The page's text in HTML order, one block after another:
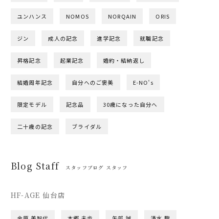
ユンハンス NOMOS NORQAIN ORIS
ジン 成人の記念 進学記念 就職記念
昇格記念 起業記念 婚約・結納返し
結婚周年記念 自分へのご褒美 E-NO's
限定モデル 記念品 30歳になった自分へ
二十歳の記念 ブライダル
Blog Staff スタッフブログ スタッフ
HF-AGE 仙台店